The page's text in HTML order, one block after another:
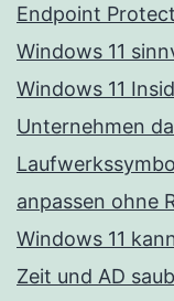
Endpoint
Windows 11
Windows 11
Unternehmen
anpassen ohne
Windows 11
Zeit und AD